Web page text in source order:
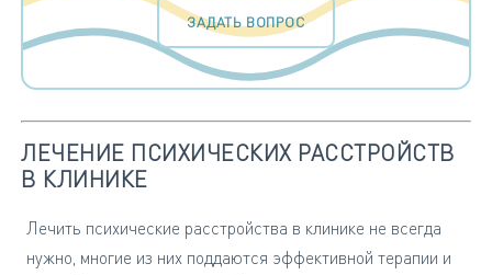
ЗАДАТЬ ВОПРОС
ЛЕЧЕНИЕ ПСИХИЧЕСКИХ РАССТРОЙСТВ
В КЛИНИКЕ
Лечить психические расстройства в клинике не всегда
нужно, многие из них поддаются эффективной терапии и